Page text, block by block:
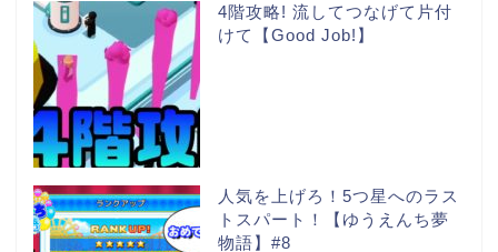
4階攻略! 流してつなげて片付
けて【Good Job!】
人気を上げろ！5つ星へのラス
トスパート！【ゆうえんち夢
物語】#8